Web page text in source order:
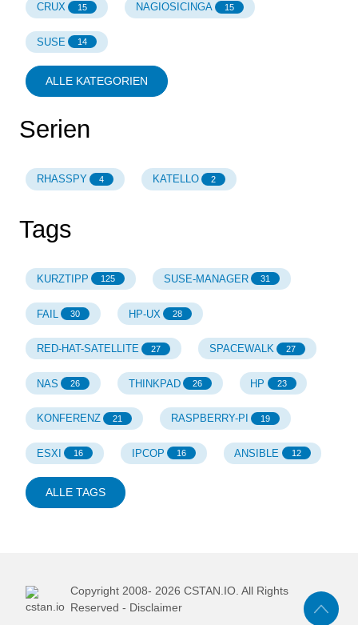
CRUX 15 NAGIOSICINGA 15
SUSE 14
ALLE KATEGORIEN
Serien
RHASSPY 4 KATELLO 2
Tags
KURZTIPP 125 SUSE-MANAGER 31
FAIL 30 HP-UX 28
RED-HAT-SATELLITE 27 SPACEWALK 27
NAS 26 THINKPAD 26 HP 23
KONFERENZ 21 RASPBERRY-PI 19
ESXI 16 IPCOP 16 ANSIBLE 12
ALLE TAGS
Copyright 2008- 2026 CSTAN.IO. All Rights
Reserved - Disclaimer